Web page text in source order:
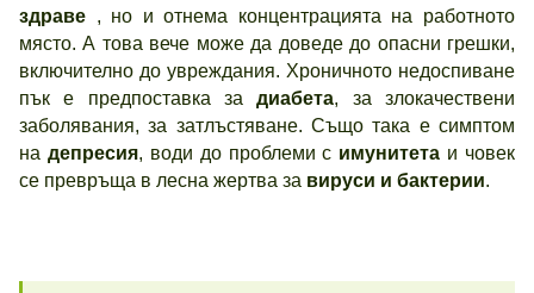
здраве , но и отнема концентрацията на работното
място. А това вече може да доведе до опасни грешки,
включително до увреждания. Хроничното недоспиване
пък е предпоставка задиабета, за злокачествени
заболявания, за затлъстяване. Също така е симптом
на депресия, води до проблеми с имунитета и човек
се превръща в лесна жертва за вируси и бактерии.